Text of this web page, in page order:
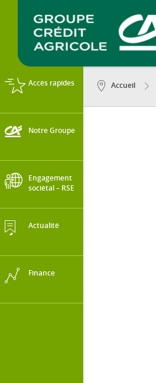
Accès rapides
Notre Groupe
Engagement
sociétal – RSE
Actualité
Finance
Accueil